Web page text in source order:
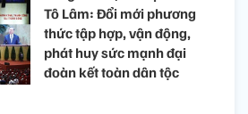
Tô Lâm: Đổi mới phương
thức tập hợp, vận động,
phát huy sức mạnh đại
đoàn kết toàn dân tộc